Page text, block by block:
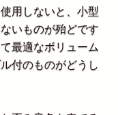
用しないと、小型
いものが殆どです
最適なボリューム
付のものがどうし